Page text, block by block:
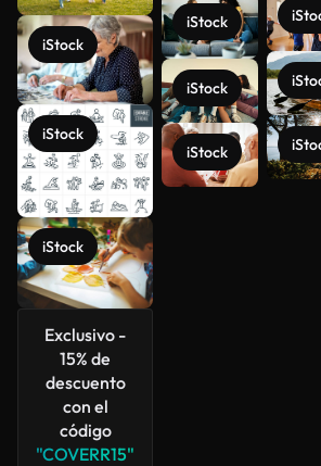
iStock
iStock
iStock
Exclusivo -
15% de
descuento
con el
código
"COVERR15"
iStock
iStock
iStock